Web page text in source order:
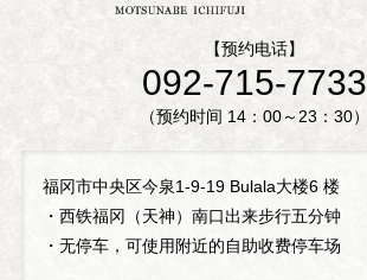
【预约电话】
092-715-7733
（预约时间 14：00～23：30）
福冈市中央区今泉1-9-19 Bulala大楼6 楼
・西铁福冈（天神）南口出来步行五分钟
・无停车，可使用附近的自助收费停车场